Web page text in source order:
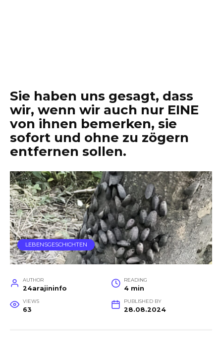
Sie haben uns gesagt, dass
wir, wenn wir auch nur EINE
von ihnen bemerken, sie
sofort und ohne zu zögern
entfernen sollen.
LEBENSGESCHICHTEN
AUTHOR
24arajininfo
READING
4 min
VIEWS
63
PUBLISHED BY
28.08.2024